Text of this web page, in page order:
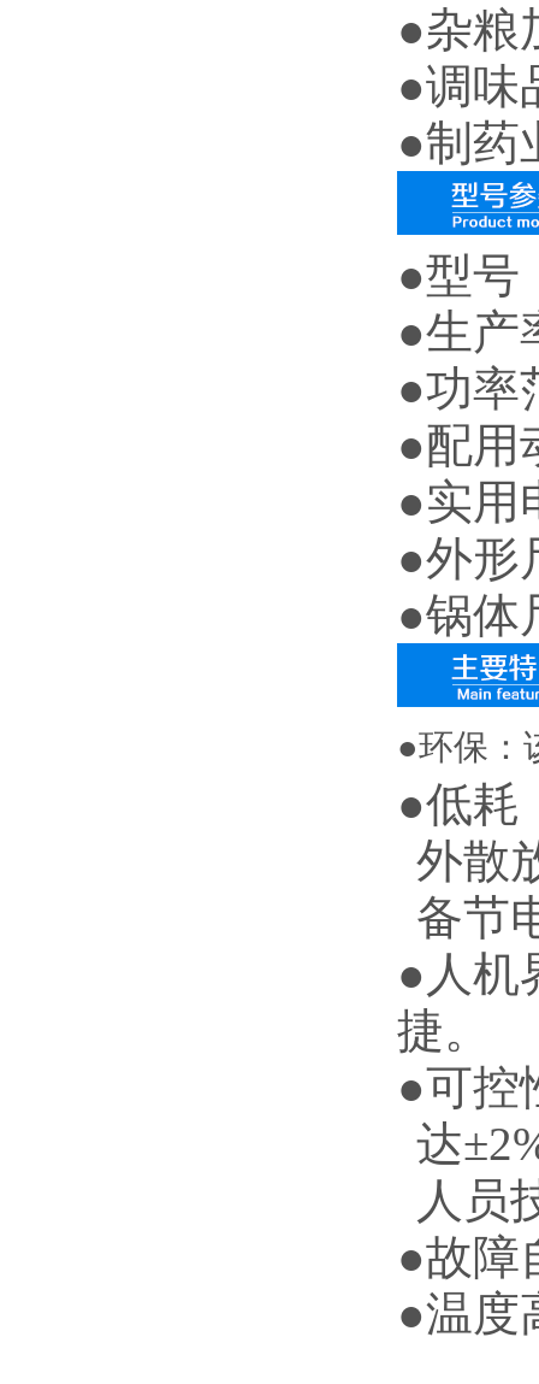
●杂粮
●调味
●制药
●型号
●生产
●功率
●配用
●实用
●外形
●锅体
●环保：
●低耗
外散
备节
●人机
捷。
●可控
达
人员
●故障
●温度